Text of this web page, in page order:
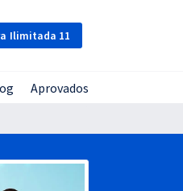
Ilimitada 11
Aprovados